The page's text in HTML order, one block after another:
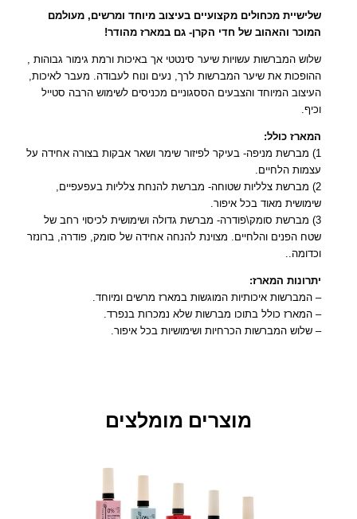
י
י
מ
כ
ח
י
ד
ר
ן
א
ר
ז
ת
שלישיית מכחולים מקצועיים בעיצוב מיוחד ומרשים, מעולמם
המוכר והאהוב של חדי הקרן- גם במארז מהודר!
שלוש המברשות עשויות שיער סינטטי אך באיכות ורמת גימור גבוהות ,
ההופכות את שיער המברשות לרך, נעים ונוח לעבודה. מעבר לאיכות,
העיצוב המיוחד והצבעים הססגוניים מכניסים לשימוש הרבה סטייל
וכיף.
המארז כולל:
1) מברשת מניפה- בעיקר לפיזור שימר ושאר אבקות בצורה אחידה על
עצמות הלחיים.
2) מברשת צלליות שטוחה- מברשת להנחת צלליות בעפעפיים,
שימושית מאוד בכל איפור.
3) מברשת סומק\פודרה- מברשת גדולה ושימושית לכיסוי רחב של
שטח הפנים והלחיים. מצוינת להנחה אחידה של סומק, פודרה, ברונזר
וכדומה..
יתרונות המארז:
– המברשות איכותיות המוגשות במארז מרשים ומיוחד.
– המארז כולל בתוכו מברשות שלא נמכרות בנפרד.
– שלוש המברשות הכרחיות ושימושיות בכל איפור.
מוצרים מומלצים